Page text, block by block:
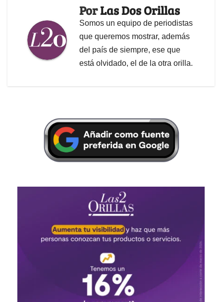
PorLas Dos Orillas
Somos un equipo de periodistas
que queremos mostrar, además
del país de siempre, ese que
está olvidado, el de la otra orilla.